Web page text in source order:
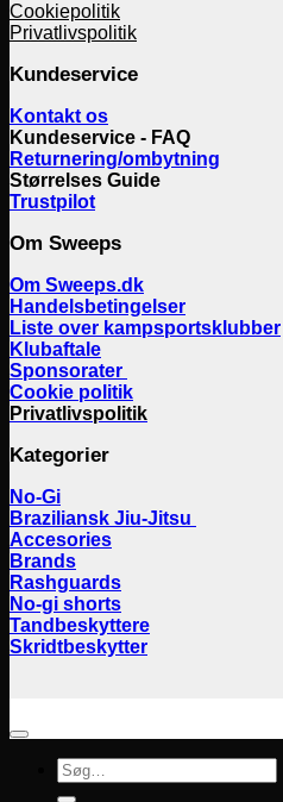
Cookiepolitik
Privatlivspolitik
Kundeservice
Kontakt os
Kundeservice - FAQ
Returnering/ombytning
Størrelses Guide
Trustpilot
Om Sweeps
Om Sweeps.dk
Handelsbetingelser
Liste over kampsportsklubber
Klubaftale
Sponsorater
Cookie politik
Privatlivspolitik
Kategorier
No-Gi
Braziliansk Jiu-Jitsu
Accesories
Brands
Rashguards
No-gi shorts
Tandbeskyttere
Skridtbeskytter
Søg
efter: